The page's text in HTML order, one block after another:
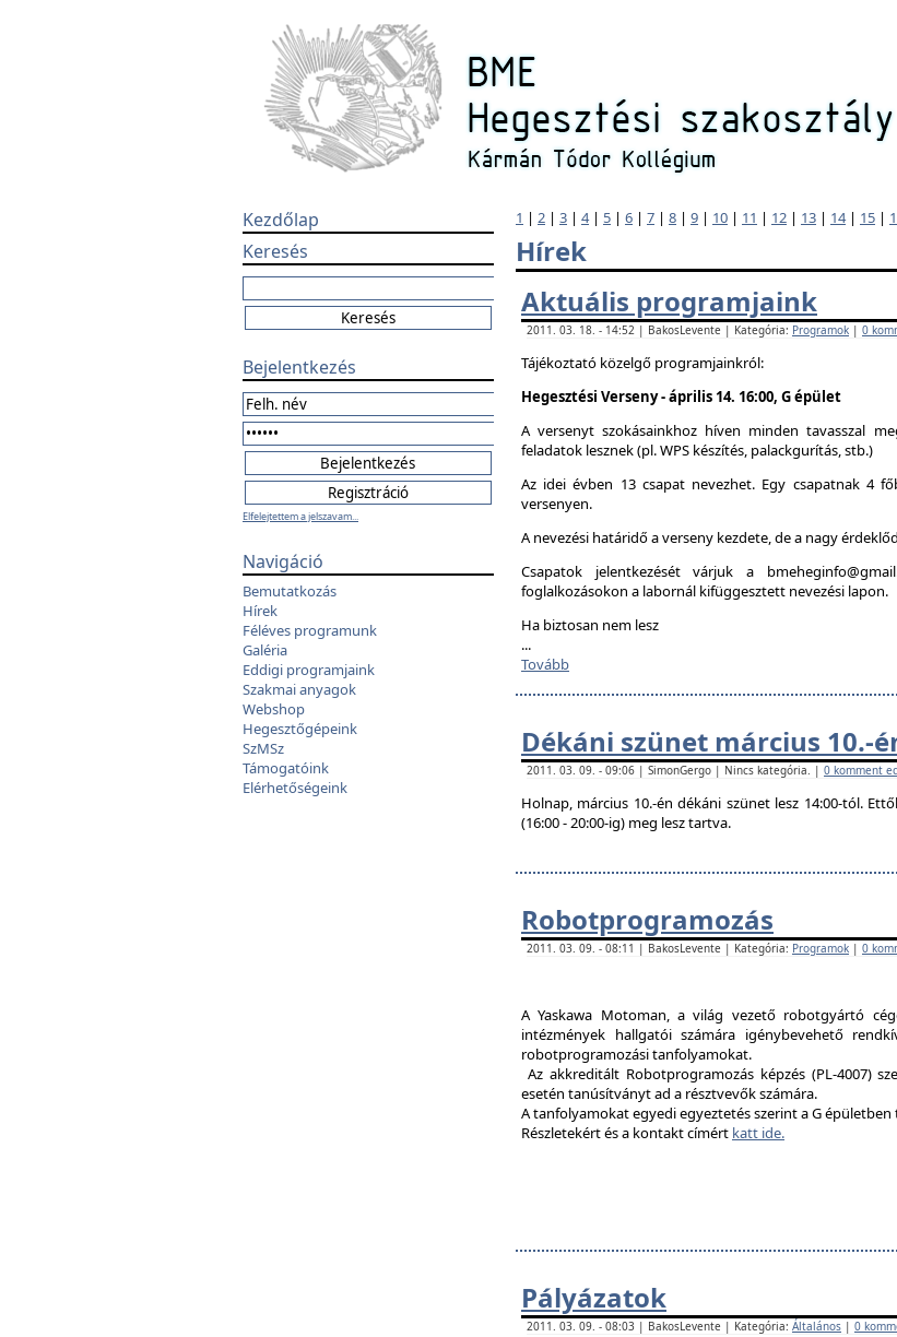
Kezdőlap
Keresés
Bejelentkezés
Elfelejtettem a jelszavam...
Navigáció
Bemutatkozás
Hírek
Féléves programunk
Galéria
Eddigi programjaink
Szakmai anyagok
Webshop
Hegesztőgépeink
SzMSz
Támogatóink
Elérhetőségeink
1 | 2 | 3 | 4| 5 | 6 | 7 | 8 | 9 | 10 | 11 | 12 | 13 | 14| 15 |
Hírek
Aktuális programjaink
2011. 03. 18. - 14:52 | BakosLevente | Kategória: Programok | 0
Tájékoztató közelgő programjainkról:
Hegesztési Verseny - április 14. 16:00, G épület
A versenyt szokásainkhoz híven minden tavasszal
feladatok lesznek (pl. WPS készítés, palackgurítás, stb.)
Az idei évben 13 csapat nevezhet. Egy csapatnak 4
versenyen.
A nevezési határidő a verseny kezdete, de a nagy
Csapatok jelentkezését várjuk a
foglalkozásokon a labornál kifüggesztett nevezési lapon.
Ha biztosan nem lesz
...
Tovább
Dékáni szünet március 10.-
2011. 03. 09. - 09:06 | SimonGergo | Nincs kategória. | 0 komment
Holnap, március 10.-én dékáni szünet lesz 14:00-tól.
(16:00 - 20:00-ig) meg lesz tartva.
Robotprogramozás
2011. 03. 09. - 08:11 | BakosLevente | Kategória: Programok | 0
A Yaskawa Motoman, a világ vezető robotgyártó
intézmények hallgatói számára igénybevehető
robotprogramozási tanfolyamokat.
Az akkreditált Robotprogramozás képzés (PL-4007)
esetén tanúsítványt ad a résztvevők számára.
A tanfolyamokat egyedi egyeztetés szerint a G
Részletekért és a kontakt címért katt ide.
Pályázatok
2011. 03. 09. - 08:03 | BakosLevente | Kategória: Általános | 0